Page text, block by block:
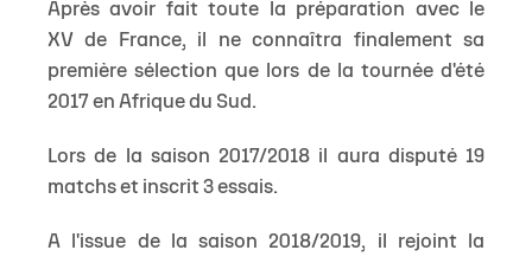
Après avoir fait toute la préparation avec le
XV de France, il ne connaîtra finalement sa
première sélection que lors de la tournée d'été
2017 en Afrique du Sud.
Lors de la saison 2017/2018 il aura disputé 19
matchs et inscrit 3 essais.
A l'issue de la saison 2018/2019, il rejoint la